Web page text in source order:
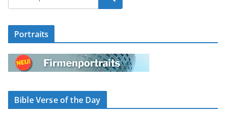
Portraits
Bible Verse of the Day